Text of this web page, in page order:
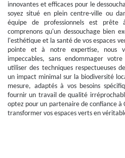
innovantes et efficaces pour le
soyez situé en plein centre-ville ou
équipe de professionnels est prête
comprenons qu'un dessouchage bien
l'esthétique et la santé de vos espaces
pointe et à notre expertise, nous
impeccables, sans endommager
utiliser des techniques respectueuses
un impact minimal sur la biodiversité
mesure, adaptés à vos besoins
fournir un travail de qualité
optez pour un partenaire de confiance à
transformer vos espaces verts en